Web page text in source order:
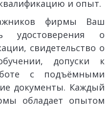
и опыт.
фирмы Ваш
удостоверения о
свидетельство о
допуски к
с подъёмными
документы. Каждый
обладает опытом